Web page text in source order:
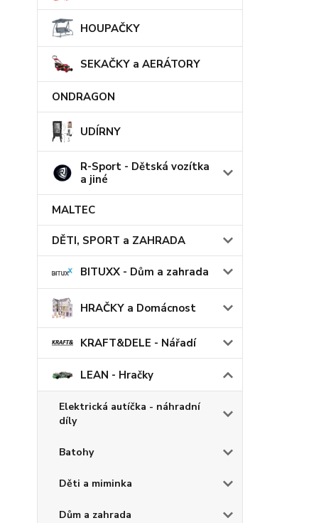
HOUPAČKY
SEKAČKY a AERÁTORY
ONDRAGON
UDÍRNY
R-Sport - Dětská vozítka
a jiné
MALTEC
DĚTI, SPORT a ZAHRADA
BITUXX - Dům a zahrada
HRAČKY a Domácnost
KRAFT&DELE - Nářadí
LEAN - Hračky
Elektrická autíčka - náhradní
díly
Batohy
Děti a miminka
Dům a zahrada